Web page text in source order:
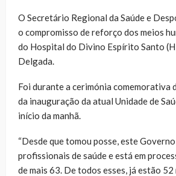
O Secretário Regional da Saúde e
o compromisso de reforço dos meios
do Hospital do Divino Espírito Santo
Delgada.
Foi durante a cerimónia comemorativa
da inauguração da atual Unidade de
início da manhã.
“Desde que tomou posse, este
profissionais de saúde e está em
de mais 63. De todos esses, já estão 52